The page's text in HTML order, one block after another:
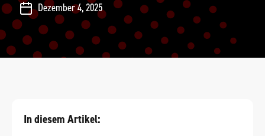
Dezember 4, 2025
In diesem Artikel: